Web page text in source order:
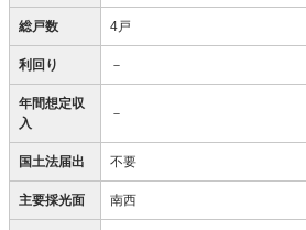
総戸数 4戸
利回り －
年間想定収
入
－
国土法届出 不要
主要採光面 南西